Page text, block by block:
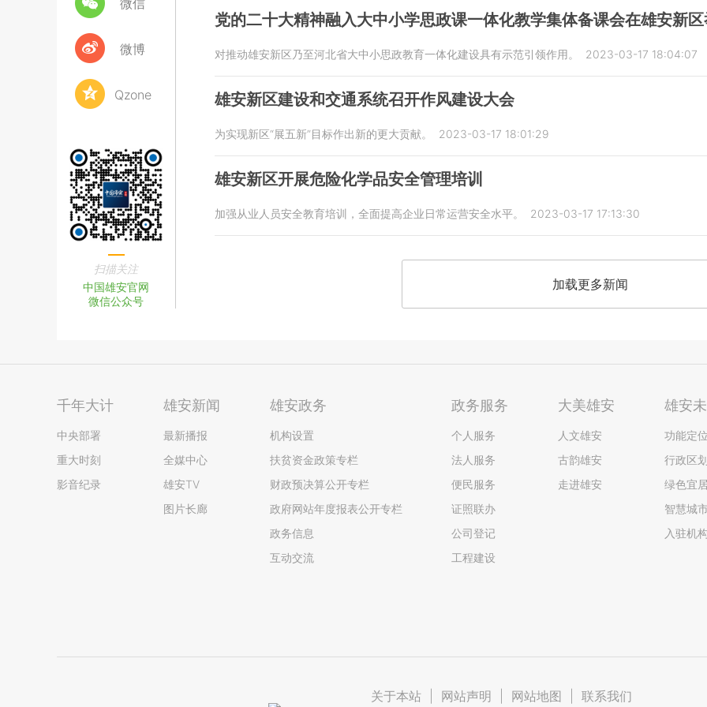
微信
微博
Qzone
扫描关注
中国雄安官网
微信公众号
党的二十大精神融入大中小学思政课一体化教学集体备课会在雄安新
对推动雄安新区乃至河北省大中小思政教育一体化建设具有示范引领作用。 2023-03-17 18:04:07
雄安新区建设和交通系统召开作风建设大会
为实现新区“展五新”目标作出新的更大贡献。 2023-03-17 18:01:29
雄安新区开展危险化学品安全管理培训
加强从业人员安全教育培训，全面提高企业日常运营安全水平。 2023-03-17 17:13:30
加载更多新闻
千年大计
中央部署
重大时刻
影音纪录
雄安新闻
最新播报
全媒中心
雄安TV
图片长廊
雄安政务
机构设置
扶贫资金政策专栏
财政预决算公开专栏
政府网站年度报表公开专栏
政务信息
互动交流
政务服务
个人服务
法人服务
便民服务
证照联办
公司登记
工程建设
大美雄安
人文雄安
古韵雄安
走进雄安
雄安
功能定
行政区
绿色宜
智慧城
入驻机
关于本站 网站声明 网站地图 联系我们